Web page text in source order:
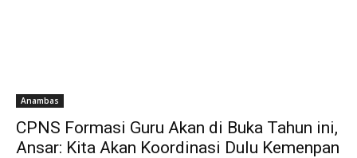
Anambas
CPNS Formasi Guru Akan di Buka Tahun ini,
Ansar: Kita Akan Koordinasi Dulu Kemenpan